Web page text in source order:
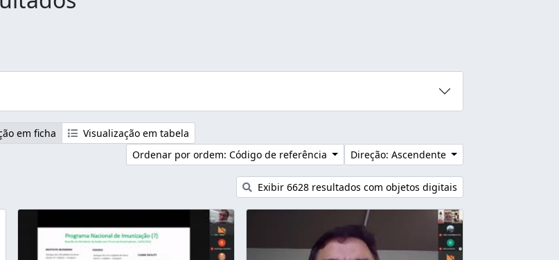
em ficha
Visualização em tabela
Ordenar por ordem: Código de referência
Direção: Ascendente
Exibir 6628 resultados com objetos digitais